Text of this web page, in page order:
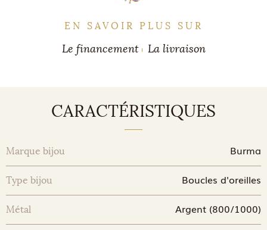
EN SAVOIR PLUS SUR
Le financement La livraison
CARACTÉRISTIQUES
Marque bijou Burma
Type bijou Boucles d'oreilles
Métal Argent (800/1000)